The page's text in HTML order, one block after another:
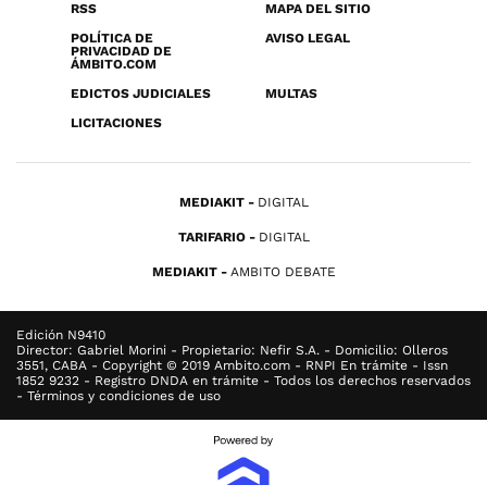
RSS
MAPA DEL SITIO
POLÍTICA DE
PRIVACIDAD DE
ÁMBITO.COM
AVISO LEGAL
EDICTOS JUDICIALES
MULTAS
LICITACIONES
MEDIAKIT DIGITAL
TARIFARIO DIGITAL
MEDIAKIT AMBITO DEBATE
Edición N9410
Director: Gabriel Morini - Propietario: Nefir S.A. - Domicilio: Olleros
3551, CABA - Copyright © 2019 Ambito.com - RNPI En trámite - Issn
1852 9232 - Registro DNDA en trámite - Todos los derechos reservados
- Términos y condiciones de uso